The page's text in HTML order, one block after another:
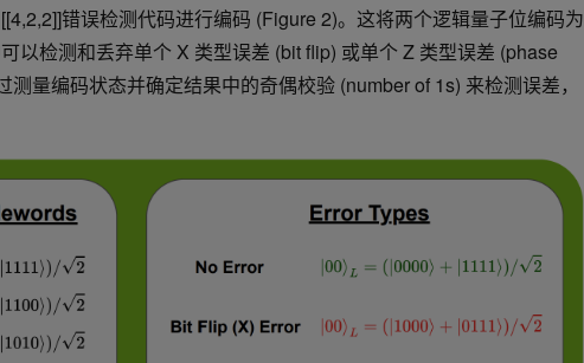
错误检测代码进行编码 (Figure 2)。这将两个逻辑量子位编码为
以检测和丢弃单个 X 类型误差 (bit flip) 或单个 Z 类型误差 (phase
量编码状态并确定结果中的奇偶校验 (number of 1s) 来检测误差，